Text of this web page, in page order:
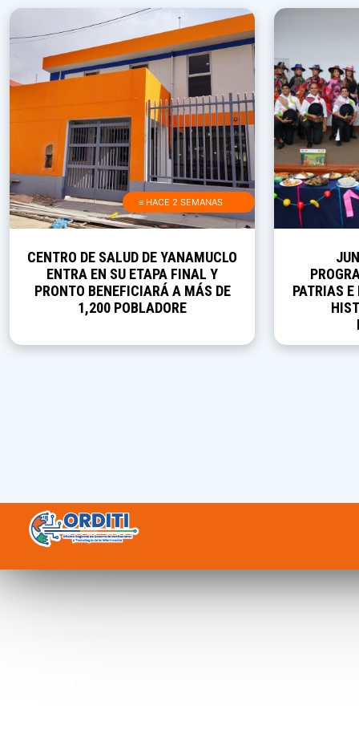
≡ HACE 2 SEMANAS
CENTRO DE SALUD DE YANAMUCLO
ENTRA EN SU ETAPA FINAL Y
PRONTO BENEFICIARÁ A MÁS DE
1,200 POBLADORE
PATRIAS